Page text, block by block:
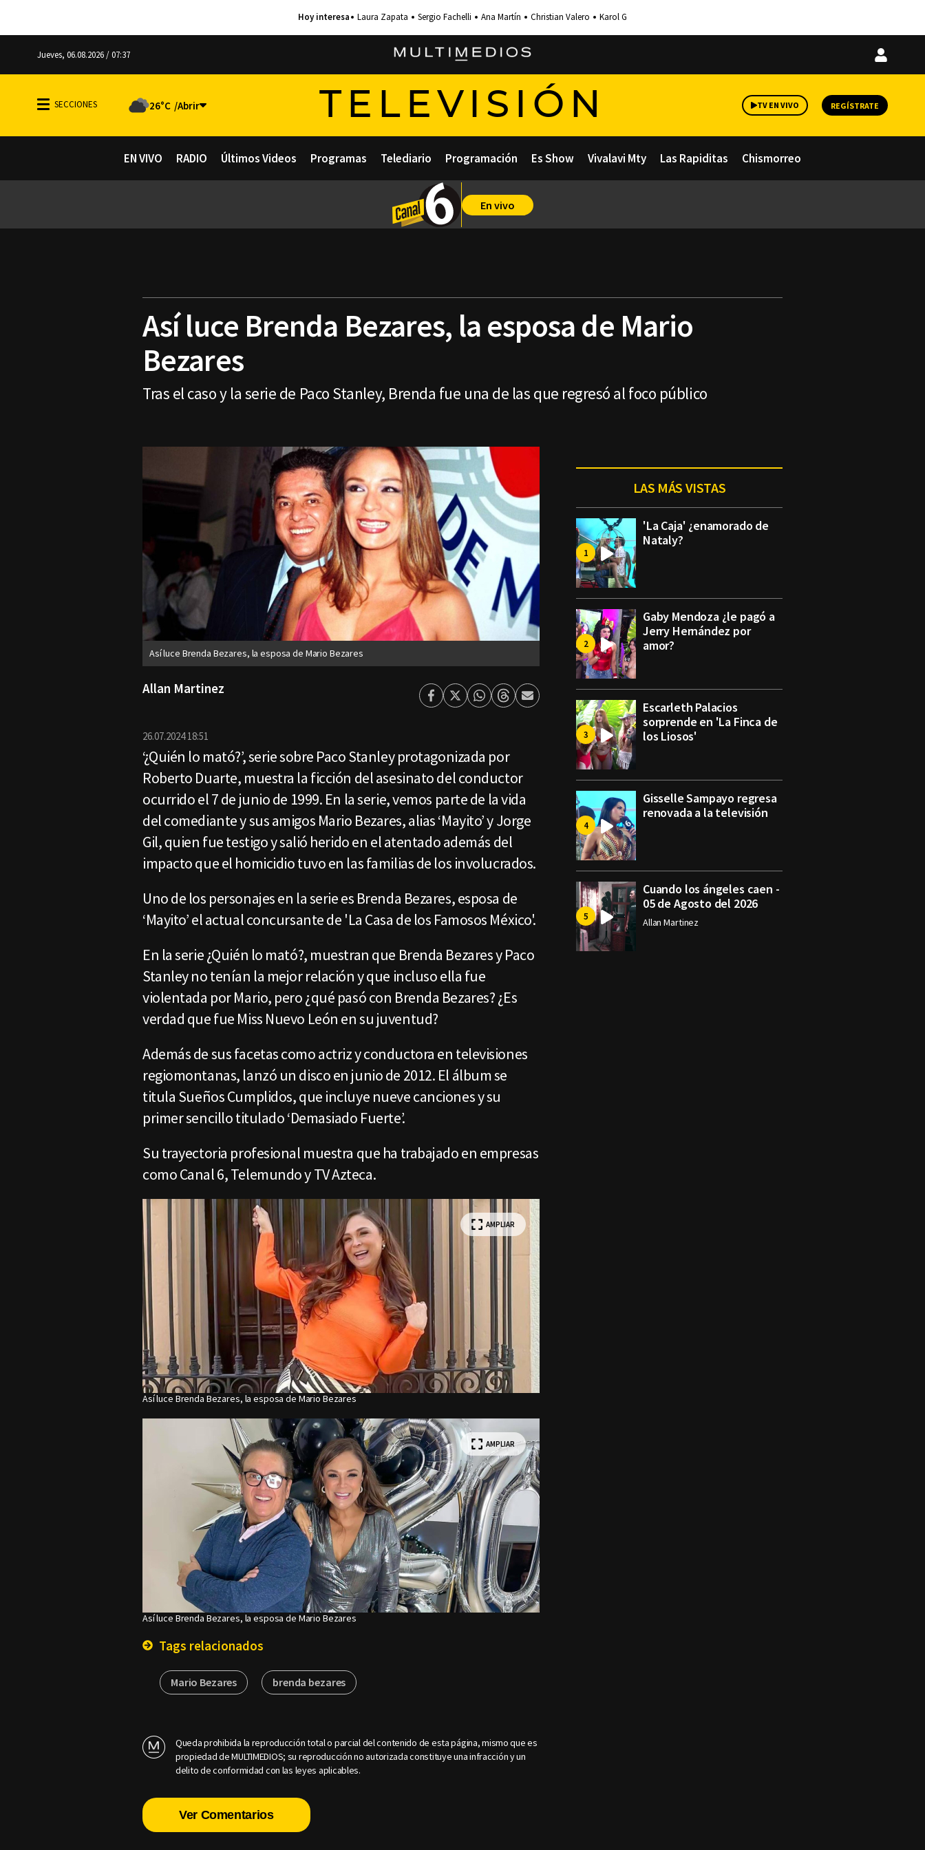
Laura Zapata Sergio Fachelli Ana Martín Christian Valero Karol G
Jueves, 06.08.2026 / 07:37
Iniciar
26°C TELEVISIÓN TV EN VIVO REGÍSTRATE
EN VIVO RADIO Últimos Videos Programas Telediario Programación Es Show Vivalavi Mty Las Rapiditas Chismorreo
En vivo
Así luce Brenda Bezares, la esposa de Mario
Bezares
Tras el caso y la serie de Paco Stanley, Brenda fue una de las que regresó al foco público
Así luce Brenda Bezares, la esposa de Mario Bezares
Allan Martinez
Facebook
TwitterWhatsapp
ThreadsEnviar
26.07.2024 18:51
‘¿Quién lo mató?’, serie sobre Paco Stanley protagonizada por
Roberto Duarte, muestra la ficción del asesinato del conductor
ocurrido el 7 de junio de 1999. En la serie, vemos parte de la vida
del comediante y sus amigos Mario Bezares, alias ‘Mayito’ y Jorge
Gil, quien fue testigo y salió herido en el atentado además del
impacto que el homicidio tuvo en las familias de los involucrados.
Uno de los personajes en la serie es Brenda Bezares, esposa de
‘Mayito’ el actual concursante de 'La Casa de los Famosos México'.
En la serie ¿Quién lo mató?, muestran que Brenda Bezares y Paco
Stanley no tenían la mejor relación y que incluso ella fue
violentada por Mario, pero ¿qué pasó con Brenda Bezares? ¿Es
verdad que fue Miss Nuevo León en su juventud?
Además de sus facetas como actriz y conductora en televisiones
regiomontanas, lanzó un disco en junio de 2012. El álbum se
titula Sueños Cumplidos, que incluye nueve canciones y su
primer sencillo titulado ‘Demasiado Fuerte’.
Su trayectoria profesional muestra que ha trabajado en empresas
como Canal 6, Telemundo y TV Azteca.
AMPLIAR
Así luce Brenda Bezares, la esposa de Mario Bezares
AMPLIAR
Así luce Brenda Bezares, la esposa de Mario Bezares
Tags relacionados
Mario Bezares brenda bezares
Queda prohibida la reproducción total o parcial del contenido de esta página, mismo que es
propiedad de MULTIMEDIOS; su reproducción no autorizada constituye una infracción y un
delito de conformidad con las leyes aplicables.
Ver Comentarios
LAS MÁS VISTAS
'La Caja' ¿enamorado de
Nataly?
Gaby Mendoza ¿le pagó a
Jerry Hernández por
amor?
Escarleth Palacios
sorprende en 'La Finca de
los Liosos'
Gisselle Sampayo regresa
renovada a la televisión
Cuando los ángeles caen -
05 de Agosto del 2026
Allan Martinez